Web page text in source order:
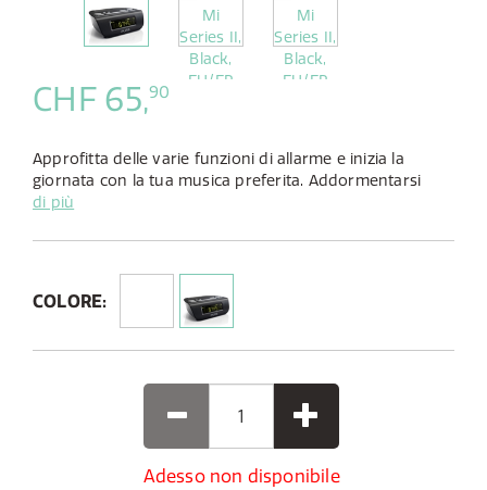
CHF 65,90
Approfitta delle varie funzioni di allarme e inizia la
giornata con la tua musica preferita. Addormentarsi
sarà più facile con il display ad oscuramento automatica
di più
COLORE:
Adesso non disponibile